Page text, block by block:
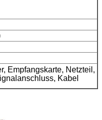
Empfangskarte, Netzteil,
Kabel